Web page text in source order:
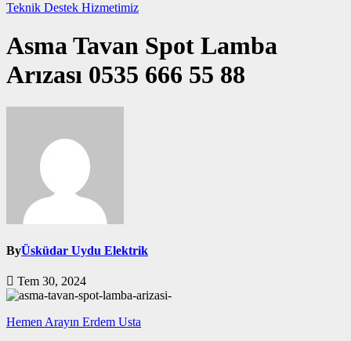
Teknik Destek Hizmetimiz
Asma Tavan Spot Lamba
Arızası 0535 666 55 88
ByÜsküdar Uydu Elektrik
Tem 30, 2024
Hemen Arayın Erdem Usta